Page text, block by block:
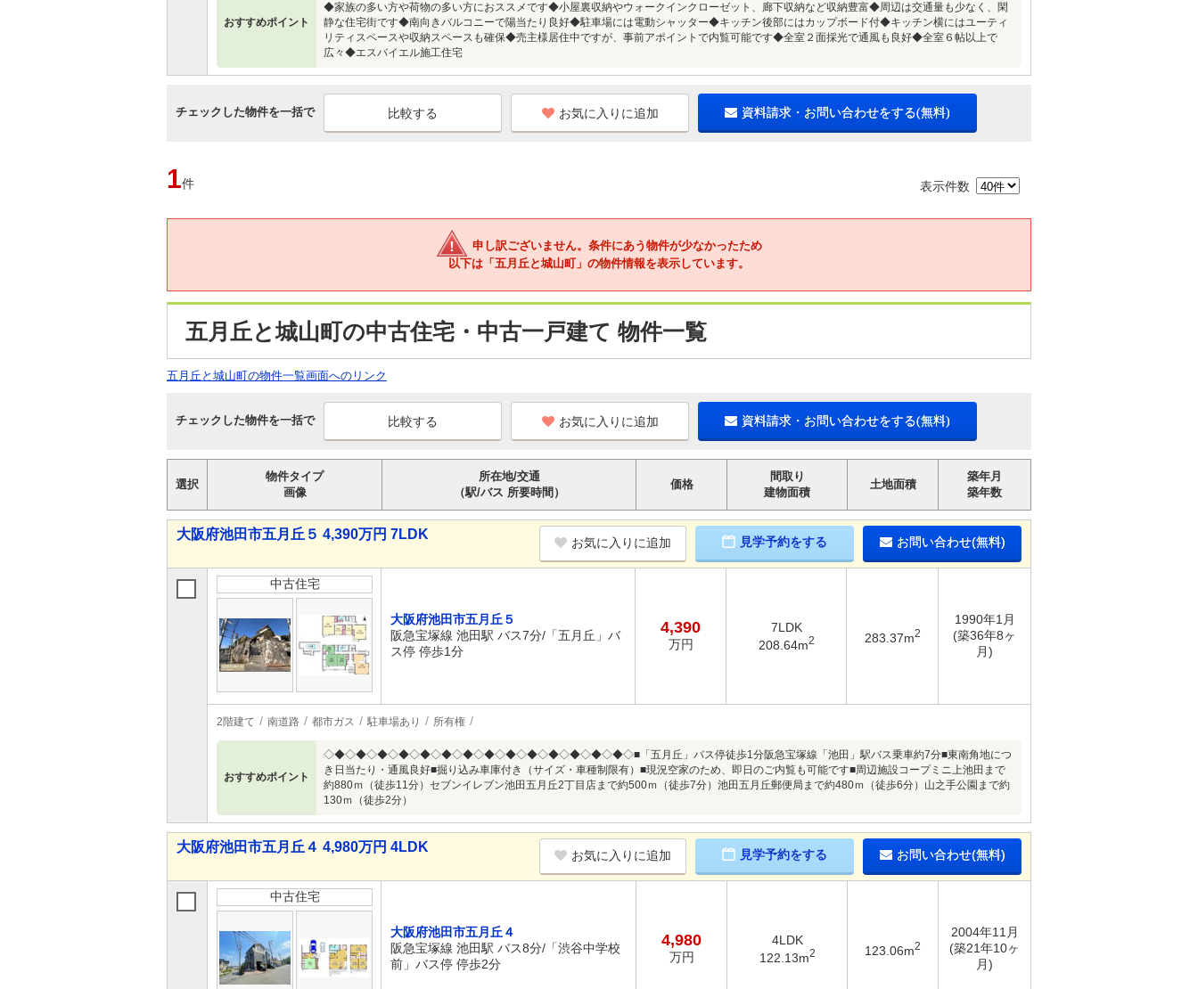
おすすめポイント
◆家族の多い方や荷物の多い方におススメです◆小屋裏収納やウォークインクローゼット、廊下収納など収納豊富◆周辺は交通量も少なく、閑
静な住宅街です◆南向きバルコニーで陽当たり良好◆駐車場には電動シャッター◆キッチン後部にはカップボード付◆キッチン横にはユーティ
リティスペースや収納スペースも確保◆売主様居住中ですが、事前アポイントで内覧可能です◆全室２面採光で通風も良好◆全室６帖以上で
広々◆エスバイエル施工住宅
チェックした物件を一括で お気に入りに追加 資料請求・お問い合わせをする(無料)
1件 表示件数
申し訳ございません。条件にあう物件が少なかったため
以下は「五月丘と城山町」の物件情報を表示しています。
五月丘と城山町の中古住宅・中古一戸建て 物件一覧
五月丘と城山町の物件一覧画面へのリンク
チェックした物件を一括で お気に入りに追加 資料請求・お問い合わせをする(無料)
選択
物件タイプ
画像
所在地/交通
（駅/バス 所要時間）
価格
間取り
建物面積
土地面積
築年月
築年数
大阪府池田市五月丘５ 4,390万円 7LDK
お気に入りに追加 見学予約をする お問い合わせ(無料)
中古住宅
大阪府池田市五月丘５
阪急宝塚線 池田駅 バス7分/「五月丘」バ
ス停 停歩1分
4,390
万円
7LDK
208.64m2 283.37m2
1990年1月
(築36年8ヶ
月)
2階建て 南道路 都市ガス 駐車場あり 所有権
おすすめポイント
◇◆◇◆◇◆◇◆◇◆◇◆◇◆◇◆◇◆◇◆◇◆◇◆◇◆◇◆◇■「五月丘」バス停徒歩1分阪急宝塚線「池田」駅バス乗車約7分■東南角地につ
き日当たり・通風良好■掘り込み車庫付き（サイズ・車種制限有）■現況空家のため、即日のご内覧も可能です■周辺施設コープミニ上池田まで
約880ｍ（徒歩11分）セブンイレブン池田五月丘2丁目店まで約500ｍ（徒歩7分）池田五月丘郵便局まで約480ｍ（徒歩6分）山之手公園まで約
130ｍ（徒歩2分）
大阪府池田市五月丘４ 4,980万円 4LDK
お気に入りに追加 見学予約をする お問い合わせ(無料)
中古住宅
大阪府池田市五月丘４
阪急宝塚線 池田駅 バス8分/「渋谷中学校
前」バス停 停歩2分
4,980
万円
4LDK
122.13m2 123.06m2
2004年11月
(築21年10ヶ
月)